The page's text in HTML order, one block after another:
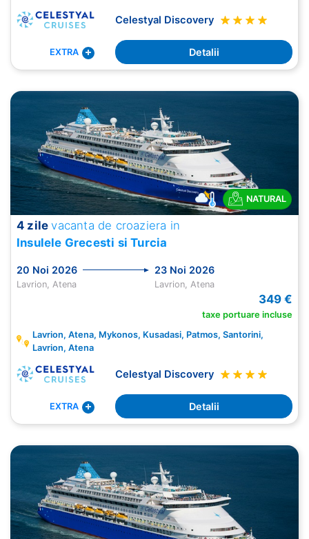
Celestyal Discovery
EXTRA Detalii
NATURAL
4 zile vacanta de croaziera in
Insulele Grecesti si Turcia
20 Noi 2026 23 Noi 2026
Lavrion, Atena Lavrion, Atena
349 €
taxe portuare incluse
Lavrion, Atena, Mykonos, Kusadasi, Patmos, Santorini,
Lavrion, Atena
Celestyal Discovery
EXTRA Detalii